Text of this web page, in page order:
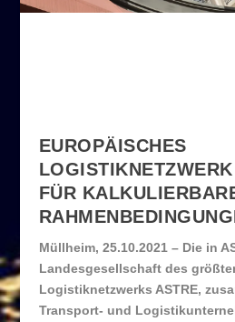
EUROPÄISCHES
FÜR
Müllheim, 25.10.2021 – Die in
Landesgesellschaft des
Logistiknetzwerks ASTRE,
Transport- und